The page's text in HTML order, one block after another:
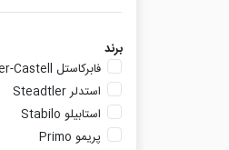
برند
فابرکاستل Faber-Castell
استدلر Steadtler
استابیلو Stabilo
پریمو Primo